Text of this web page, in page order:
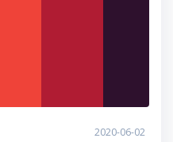
2020-06-02